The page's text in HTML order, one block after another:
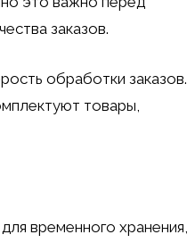
заказов.
обработки заказов.
товары,
временного хранения,